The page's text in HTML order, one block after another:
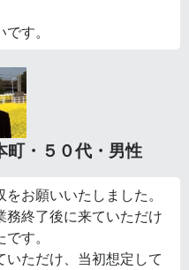
す。
町・５０代・男性
お願いいたしました。
務終了後に来ていただけ
す。
ただけ、当初想定して